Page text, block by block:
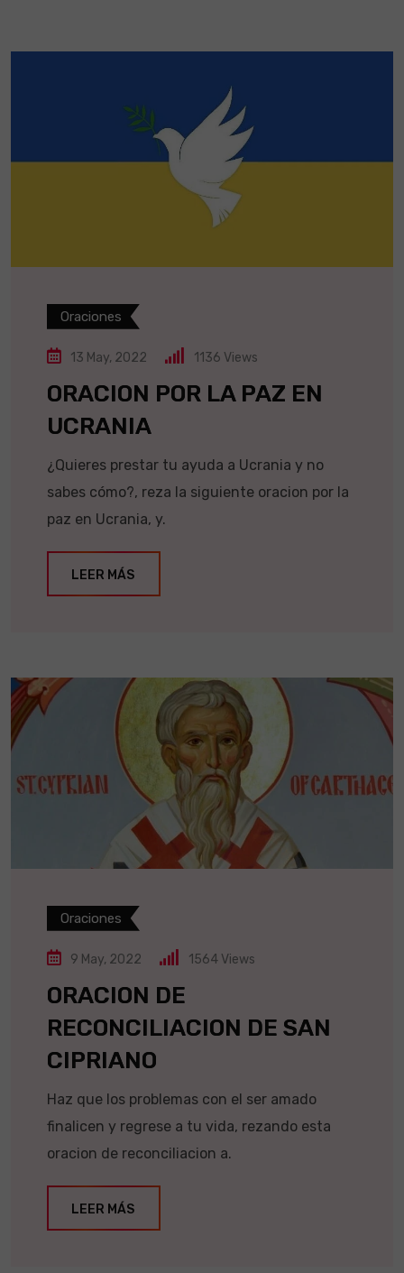
Oraciones
13 May, 2022 1136 Views
ORACION POR LA PAZ EN
UCRANIA
¿Quieres prestar tu ayuda a Ucrania y no
sabes cómo?, reza la siguiente oracion por la
paz en Ucrania, y.
LEER MÁS
Oraciones
9 May, 2022 1564 Views
ORACION DE
RECONCILIACION DE SAN
CIPRIANO
Haz que los problemas con el ser amado
finalicen y regrese a tu vida, rezando esta
oracion de reconciliacion a.
LEER MÁS